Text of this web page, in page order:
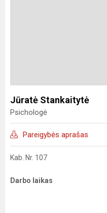
Jūratė Stankaitytė
Psichologė
Pareigybės aprašas
Kab. Nr. 107
Darbo laikas